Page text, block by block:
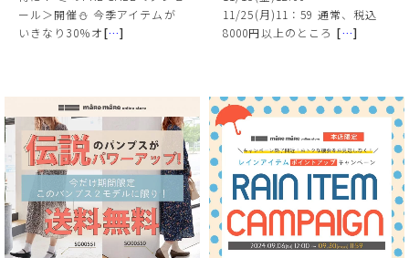
ール＞開催⛄ 今季アイテムが
いきなり30％オ[…]
11/25(月)11：59 通常、税込
8000円以上のところ […]